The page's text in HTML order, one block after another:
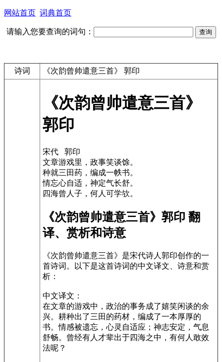
网站首页 词典首页
请输入您要查询的词句：
诗词 《次韵曾帅遣意三首》 郭印
《次韵曾帅遣意三首》
郭印
宋代 郭印
文章游戏里，政事笑谈馀。
种就三田药，编成一帙书。
情忘心自适，神定气长舒。
四海曾人子，何人可学欤。
《次韵曾帅遣意三首》郭印 翻
译、赏析和诗意
《次韵曾帅遣意三首》是宋代诗人郭印创作的一
首诗词。以下是这首诗词的中文译文、诗意和赏
析：
中文译文：
在文章的游戏中，政治的事务成了嬉笑闲谈的余
兴。耕种出了三田的药材，编成了一本厚厚的
书。情感被遗忘，心灵自适应；神志安定，气息
舒畅。曾经有人才辈出于四海之中，有何人敢效
法呢？